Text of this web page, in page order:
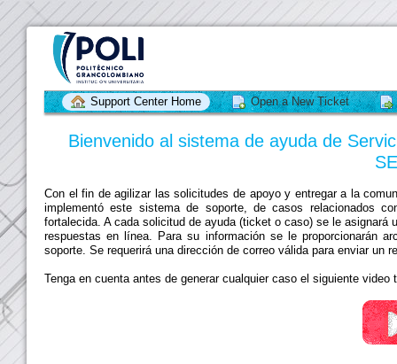
Support Center Home Open a New Ticket
Bienvenido al sistema de ayuda de
Con el fin de agilizar las solicitudes de apoyo y entregar a la
implementó este sistema de soporte, de casos relacionados
fortalecida. A cada solicitud de ayuda (ticket o caso) se le
respuestas en línea. Para su información se le proporcionarán
soporte. Se requerirá una dirección de correo válida para enviar un
Tenga en cuenta antes de generar cualquier caso el siguiente video